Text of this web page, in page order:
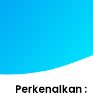
Perkenalkan :